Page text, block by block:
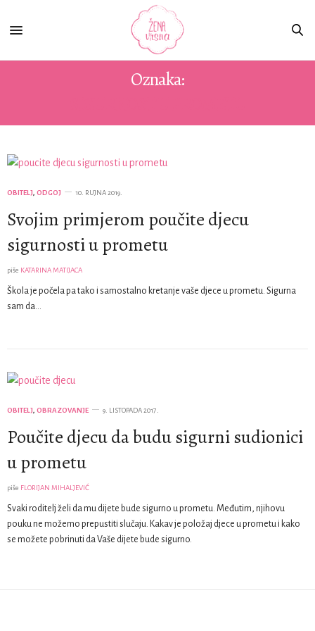
Oznaka:
OBITELJ, ODGOJ 10. RUJNA 2019.
Svojim primjerom poučite djecu
sigurnosti u prometu
piše KATARINA MATIJACA
Škola je počela pa tako i samostalno kretanje vaše djece u prometu. Sigurna
sam da…
OBITELJ, OBRAZOVANJE 9. LISTOPADA 2017.
Poučite djecu da budu sigurni sudionici
u prometu
piše FLORIJAN MIHALJEVIĆ
Svaki roditelj želi da mu dijete bude sigurno u prometu. Međutim, njihovu
pouku ne možemo prepustiti slučaju. Kakav je položaj djece u prometu i kako
se možete pobrinuti da Vaše dijete bude sigurno.